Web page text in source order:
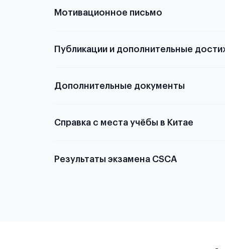
Мотивационное письмо
Подробнее о том,
Публикации и дополнительные
Дополнительные документы
Справка с места учёбы в Китае
Результаты экзамена CSCA